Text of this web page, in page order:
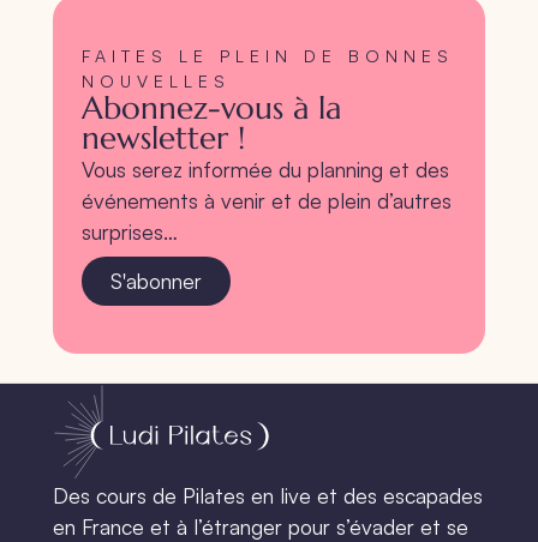
FAITES LE PLEIN DE BONNES
NOUVELLES
Abonnez-vous à la
newsletter !
Vous serez informée du planning et des
événements à venir et de plein d’autres
surprises…
S'abonner
Des cours de Pilates en live et des escapades
en France et à l’étranger pour s’évader et se